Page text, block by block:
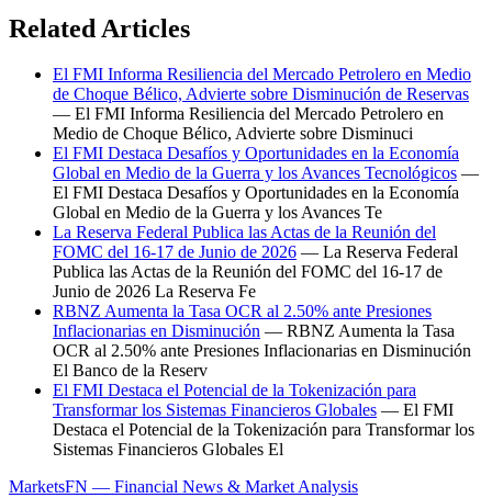
Related Articles
El FMI Informa Resiliencia del Mercado Petrolero en Medio
de Choque Bélico, Advierte sobre Disminución de Reservas
— El FMI Informa Resiliencia del Mercado Petrolero en
Medio de Choque Bélico, Advierte sobre Disminuci
El FMI Destaca Desafíos y Oportunidades en la Economía
Global en Medio de la Guerra y los Avances Tecnológicos —
El FMI Destaca Desafíos y Oportunidades en la Economía
Global en Medio de la Guerra y los Avances Te
La Reserva Federal Publica las Actas de la Reunión del
FOMC del 16-17 de Junio de 2026 — La Reserva Federal
Publica las Actas de la Reunión del FOMC del 16-17 de
Junio de 2026 La Reserva Fe
RBNZ Aumenta la Tasa OCR al 2.50% ante Presiones
Inflacionarias en Disminución — RBNZ Aumenta la Tasa
OCR al 2.50% ante Presiones Inflacionarias en Disminución
El Banco de la Reserv
El FMI Destaca el Potencial de la Tokenización para
Transformar los Sistemas Financieros Globales — El FMI
Destaca el Potencial de la Tokenización para Transformar los
Sistemas Financieros Globales El
MarketsFN — Financial News & Market Analysis